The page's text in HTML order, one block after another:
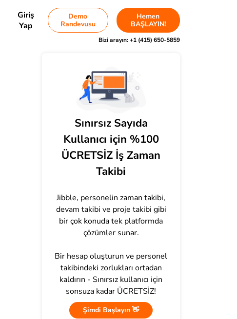
Giriş
Yap
Demo
Randevusu
Hemen
BAŞLAYIN!
Bizi arayın:+1 (415) 650-5859
Sınırsız Sayıda
Kullanıcı için %100
ÜCRETSİZ İş Zaman
Takibi
Jibble, personelin zaman takibi,
devam takibi ve proje takibi gibi
bir çok konuda tek platformda
çözümler sunar.
Bir hesap oluşturun ve personel
takibindeki zorlukları ortadan
kaldırın - Sınırsız kullanıcı için
sonsuza kadar ÜCRETSİZ!
Şimdi Başlayın 👋